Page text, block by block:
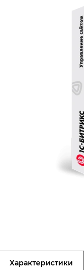
Характеристики